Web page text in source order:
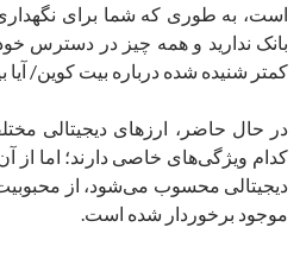
است، به طوری که شما برای نگهداری
کمتر شنیده شده درباره بیت کوین/
در حال حاضر، ارزهای دیجیتالی
کدام ویژگی‌های خاصی دارند؛ اما از
دیجیتالی محسوب می‌شود، از
موجود برخوردار شده است.